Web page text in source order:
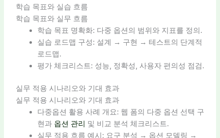
학습 목표와 실습 흐름
학습 목표와 실무 흐름
학습 목표 명확화: 다중 옵션의 범위와 지표를 정의.
실습 로드맵 구성: 설계 → 구현 → 테스트의 단계적
로드맵.
평가 체크리스트: 성능, 정확성, 사용자 편의성 점검.
실무 적용 시나리오와 기대 효과
실무 적용 시나리오와 기대 효과
다중옵션 활용 사례 개요: 웹 폼의 다중 옵션 선택 구
현과 옵션 관리 및 비교 분석 체크리스트.
실무 적용 흐름 예시: 요구 분석 → 옵션 모델링 →